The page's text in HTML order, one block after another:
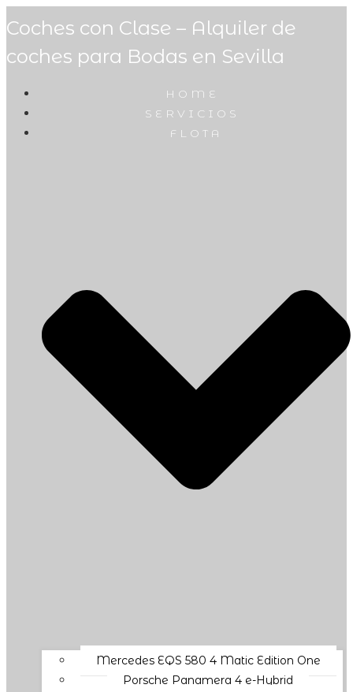
Coches con Clase – Alquiler de
coches para Bodas en Sevilla
HOME
SERVICIOS
FLOTA
Mercedes EQS 580 4 Matic Edition One
Porsche Panamera 4 e-Hybrid